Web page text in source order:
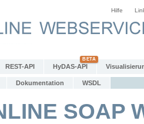
Hilfe
REST-API HyDAS-API
Dokumentation WSDL
SOAP